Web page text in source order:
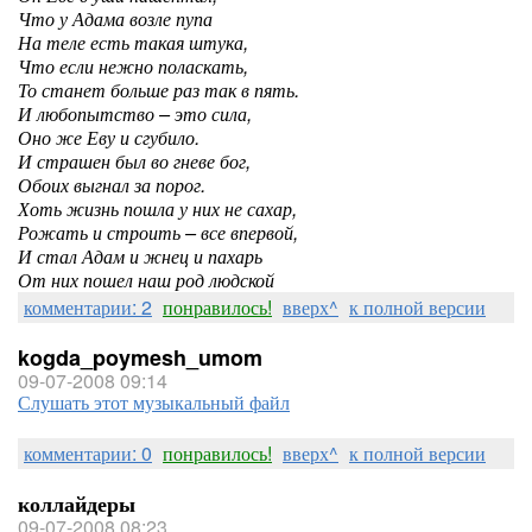
Что у Адама возле пупа
На теле есть такая штука,
Что если нежно поласкать,
То станет больше раз так в пять.
И любопытство – это сила,
Оно же Еву и сгубило.
И страшен был во гневе бог,
Обоих выгнал за порог.
Хоть жизнь пошла у них не сахар,
Рожать и строить – все впервой,
И стал Адам и жнец и пахарь
От них пошел наш род людской
комментарии: 2 понравилось! вверх^ к полной версии
kogda_poymesh_umom
09-07-2008 09:14
Слушать этот музыкальный файл
комментарии: 0 понравилось! вверх^ к полной версии
коллайдеры